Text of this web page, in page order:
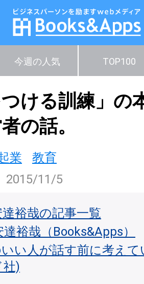
今週の人気 TOP100
つける訓練」の
の話。
業
教育
2015/11/5
達裕哉の記事一覧
達裕哉（Books&Apps）
い人が話す前に考え
社)